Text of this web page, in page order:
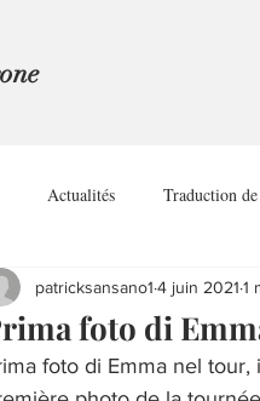
Actualités Traduction de
foto di
patricksansano1 4 juin 2021 1
foto di Emma nel